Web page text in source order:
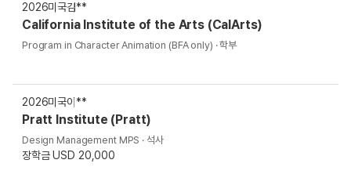
2026미국김**
California Institute of the Arts (CalArts)
Program in Character Animation (BFA only) · 학부
2026미국이**
Pratt Institute (Pratt)
Design Management MPS · 석사
장학금 USD 20,000